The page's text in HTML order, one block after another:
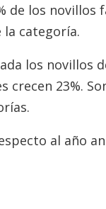
de los novillos
la categoría.
los novillos
crecen 23%.
al año